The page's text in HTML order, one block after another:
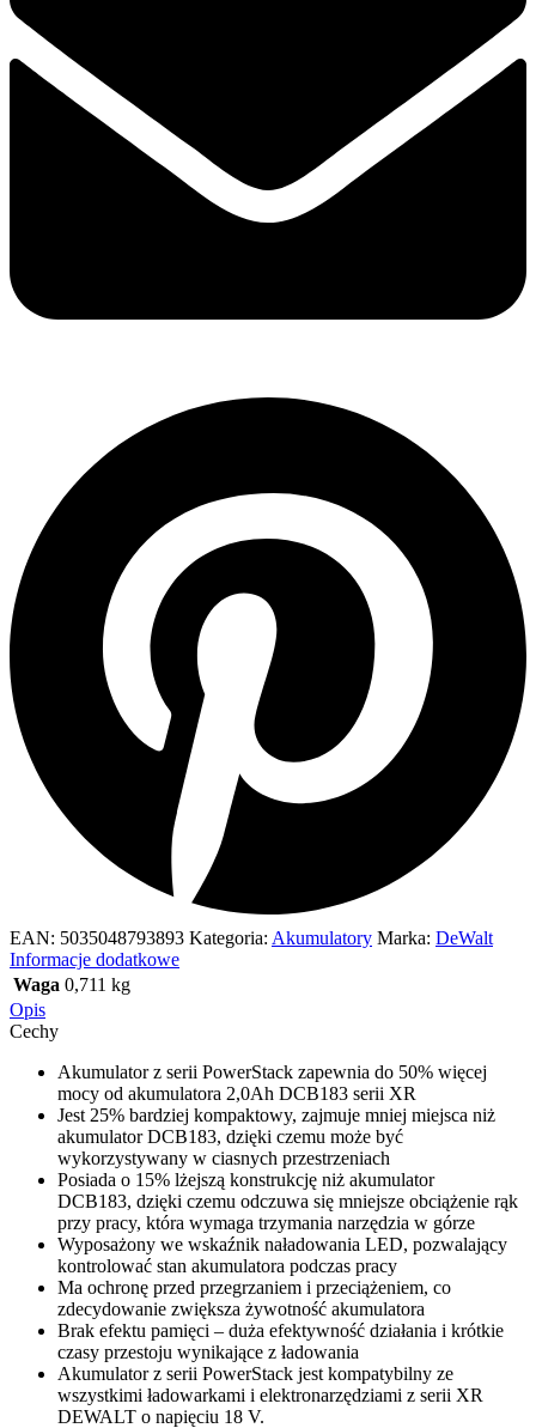
EAN: 5035048793893 Kategoria: Akumulatory Marka: DeWalt
Informacje dodatkowe
Waga 0,711 kg
Opis
Cechy
Akumulator z serii PowerStack zapewnia do 50% więcej
mocy od akumulatora 2,0Ah DCB183 serii XR
Jest 25% bardziej kompaktowy, zajmuje mniej miejsca niż
akumulator DCB183, dzięki czemu może być
wykorzystywany w ciasnych przestrzeniach
Posiada o 15% lżejszą konstrukcję niż akumulator
DCB183, dzięki czemu odczuwa się mniejsze obciążenie rąk
przy pracy, która wymaga trzymania narzędzia w górze
Wyposażony we wskaźnik naładowania LED, pozwalający
kontrolować stan akumulatora podczas pracy
Ma ochronę przed przegrzaniem i przeciążeniem, co
zdecydowanie zwiększa żywotność akumulatora
Brak efektu pamięci – duża efektywność działania i krótkie
czasy przestoju wynikające z ładowania
Akumulator z serii PowerStack jest kompatybilny ze
wszystkimi ładowarkami i elektronarzędziami z serii XR
DEWALT o napięciu 18 V.